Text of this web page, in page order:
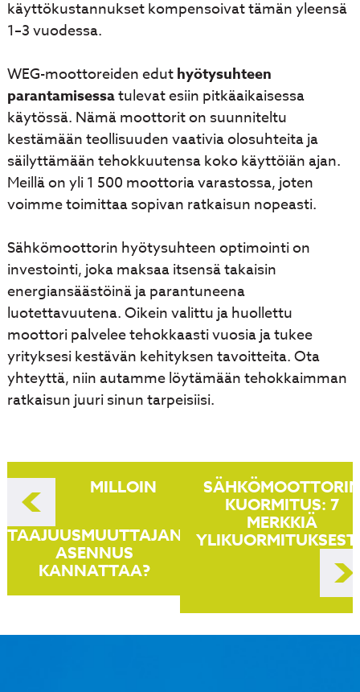
käyttökustannukset kompensoivat tämän yleensä
1–3 vuodessa.
WEG-moottoreiden eduthyötysuhteen
parantamisessatulevat esiin pitkäaikaisessa
käytössä. Nämä moottorit on suunniteltu
kestämään teollisuuden vaativia olosuhteita ja
säilyttämään tehokkuutensa koko käyttöiän ajan.
Meillä on yli 1 500 moottoria varastossa, joten
voimme toimittaa sopivan ratkaisun nopeasti.
Sähkömoottorin hyötysuhteen optimointi on
investointi, joka maksaa itsensä takaisin
energiansäästöinä ja parantuneena
luotettavuutena. Oikein valittu ja huollettu
moottori palvelee tehokkaasti vuosia ja tukee
yrityksesi kestävän kehityksen tavoitteita. Ota
yhteyttä, niin autamme löytämään tehokkaimman
ratkaisun juuri sinun tarpeisiisi.
Artikkelien
selaus
MILLOIN
TAAJUUSMUUTTAJAN
ASENNUS
KANNATTAA?
KUORMITUS: 7
MERKKIÄ